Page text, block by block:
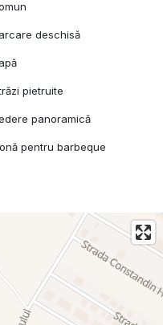
deschisă
pietruite
panoramică
pentru barbeque